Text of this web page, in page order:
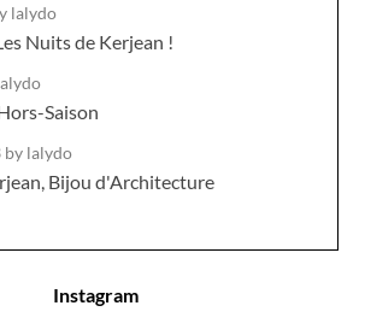
lalydo
Nuits de Kerjean !
Saison
by lalydo
Bijou d'Architecture
Instagram